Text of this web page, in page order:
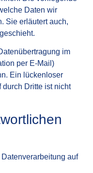
Daten wir
Sie erläutert auch,
im
per E-Mail)
Ein lückenloser
durch Dritte ist nicht
auf